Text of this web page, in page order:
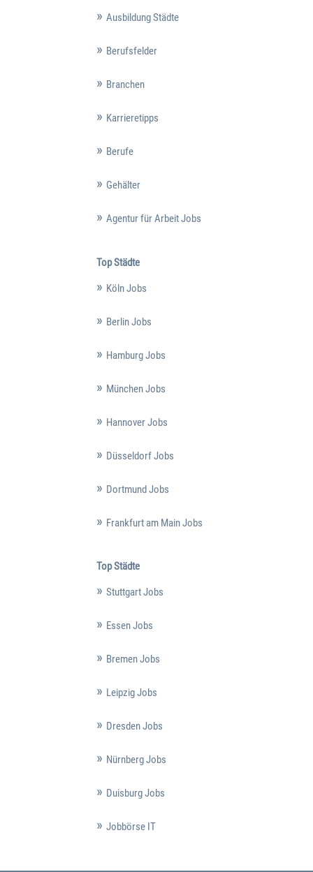
Ausbildung Städte
Berufsfelder
Branchen
Karrieretipps
Berufe
Gehälter
Agentur für Arbeit Jobs
Top Städte
Köln Jobs
Berlin Jobs
Hamburg Jobs
München Jobs
Hannover Jobs
Düsseldorf Jobs
Dortmund Jobs
Frankfurt am Main Jobs
Top Städte
Stuttgart Jobs
Essen Jobs
Bremen Jobs
Leipzig Jobs
Dresden Jobs
Nürnberg Jobs
Duisburg Jobs
Jobbörse IT